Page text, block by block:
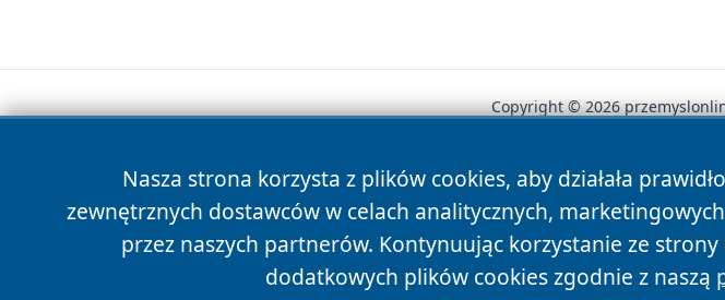
Nasza strona korzysta z plików cookies, aby działała
zewnętrznych dostawców w celach analitycznych,
przez naszych partnerów. Kontynuując korzystanie ze
dodatkowych plików cookies zgodnie z naszą
Copyright © 2026
News Autorzy Polityka